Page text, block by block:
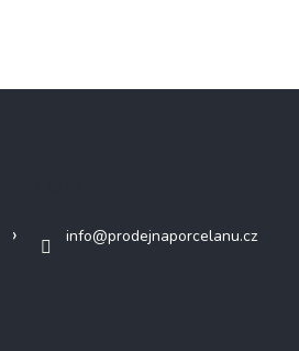
info@prodejnaporcelanu.cz